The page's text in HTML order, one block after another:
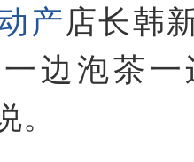
产店长韩
边泡茶
。